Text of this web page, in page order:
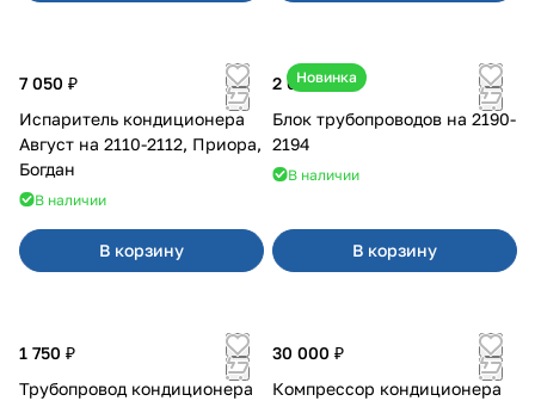
7 050 ₽
Испаритель кондиционера
Август на 2110-2112, Приора,
Богдан
В наличии
В корзину
Новинка
2 600 ₽
Блок трубопроводов на 2190-
2194
В наличии
В корзину
1 750 ₽
Трубопровод кондиционера
30 000 ₽
Компрессор кондиционера